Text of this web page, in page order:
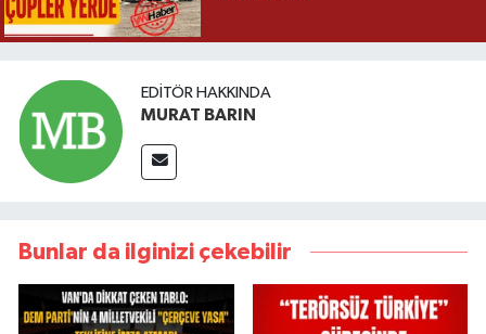
EDITÖR HAKKINDA
MURAT BARIN
Bunlar da ilginizi çekebilir